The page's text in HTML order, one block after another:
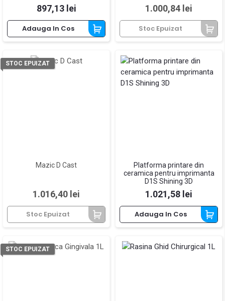
Pret
897,13 lei
Adauga In Cos
Pret
1.000,84 lei
Stoc Epuizat
Mazic D Cast
Pret
1.016,40 lei
Stoc Epuizat
STOC EPUIZAT
Platforma printare din
ceramica pentru imprimanta
D1S Shining 3D
Pret
1.021,58 lei
Adauga In Cos
STOC EPUIZAT